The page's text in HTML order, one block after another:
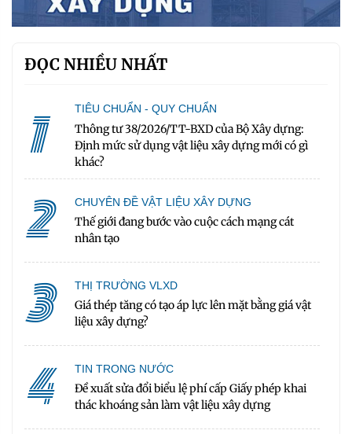
ĐỌC NHIỀU NHẤT
1 TIÊU CHUẨN - QUY CHUẨN
Thông tư 38/2026/TT-BXD của Bộ Xây dựng:
Định mức sử dụng vật liệu xây dựng mới có gì
khác?
2 CHUYÊN ĐỀ VẬT LIỆU XÂY DỰNG
Thế giới đang bước vào cuộc cách mạng cát
nhân tạo
3 THỊ TRƯỜNG VLXD
Giá thép tăng có tạo áp lực lên mặt bằng giá vật
liệu xây dựng?
4 TIN TRONG NƯỚC
Đề xuất sửa đổi biểu lệ phí cấp Giấy phép khai
thác khoáng sản làm vật liệu xây dựng